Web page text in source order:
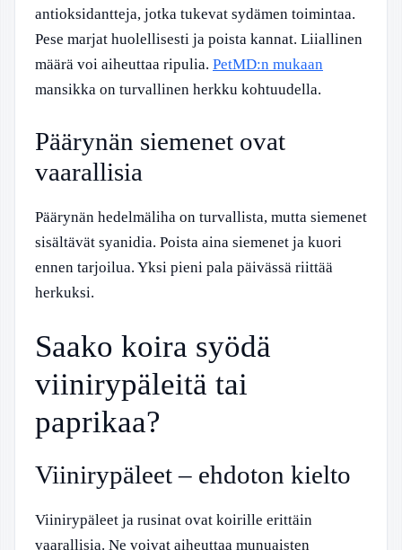
antioksidantteja, jotka tukevat sydämen toimintaa.
Pese marjat huolellisesti ja poista kannat. Liiallinen
määrä voi aiheuttaa ripulia. PetMD:n mukaan
mansikka on turvallinen herkku kohtuudella.
Päärynän siemenet ovat
vaarallisia
Päärynän hedelmäliha on turvallista, mutta siemenet
sisältävät syanidia. Poista aina siemenet ja kuori
ennen tarjoilua. Yksi pieni pala päivässä riittää
herkuksi.
Saako koira syödä
viinirypäleitä tai
paprikaa?
Viinirypäleet – ehdoton kielto
Viinirypäleet ja rusinat ovat koirille erittäin
vaarallisia. Ne voivat aiheuttaa munuaisten